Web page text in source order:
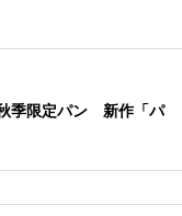
季限定パン 新作「パ